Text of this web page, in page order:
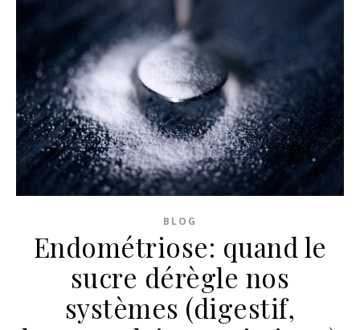
BLOG
Endométriose: quand le
sucre dérègle nos
systèmes (digestif,